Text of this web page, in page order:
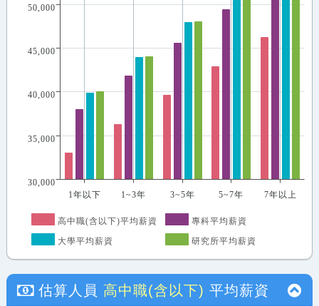
1年以下 1~3年 3~5年 5~7年 7年以上
30,000
35,000
40,000
45,000
50,000
高中職(含以下)平均薪資
專科平均薪資
大學平均薪資
研究所平均薪資
估算人員 高中職(含以下) 平均薪資